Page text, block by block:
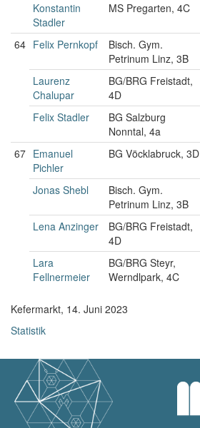
Konstantin
Stadler
MS Pregarten, 4C
64 Felix Pernkopf
Bisch. Gym.
Petrinum Linz, 3B
Laurenz
Chalupar
BG/BRG Freistadt,
4D
Felix Stadler
BG Salzburg
Nonntal, 4a
67 Emanuel
Pichler
BG Vöcklabruck, 3D
Jonas Shebl
Bisch. Gym.
Petrinum Linz, 3B
Lena Anzinger
BG/BRG Freistadt,
4D
Lara
Fellnermeier
BG/BRG Steyr,
Werndlpark, 4C
Kefermarkt, 14. Juni 2023
Statistik